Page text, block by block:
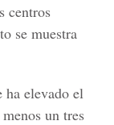
centros
se muestra
ha elevado el
un tres